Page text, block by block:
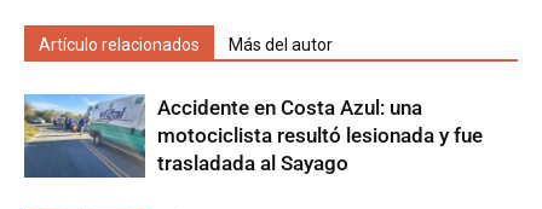
Artículo relacionados Más del autor
Accidente en Costa Azul: una
motociclista resultó lesionada y fue
trasladada al Sayago